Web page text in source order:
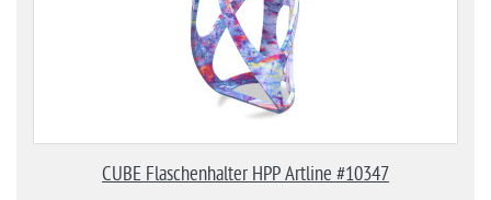
CUBE Flaschenhalter HPP Artline #10347